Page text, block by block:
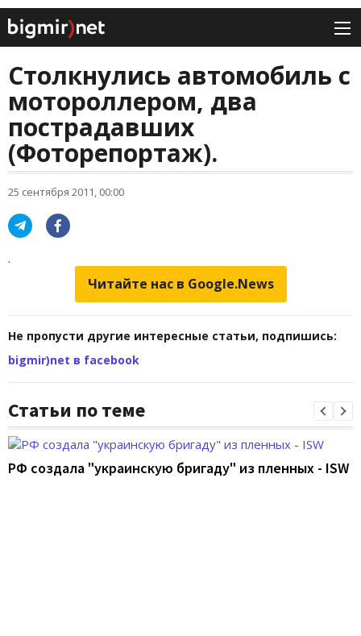
Столкнулись автомобиль с
мотороллером, два
пострадавших
(Фоторепортаж).
25 сентября 2011, 00:00
.
Читайте нас в Google.News
Не пропусти другие интересные статьи, подпишись:
bigmir)net в facebook
Статьи по теме
РФ создала "украинскую бригаду" из пленных - ISW